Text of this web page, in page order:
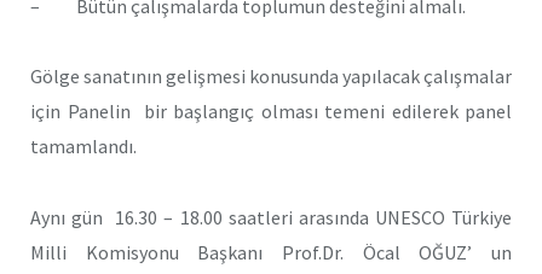
– Bütün çalışmalarda toplumun desteğini almalı.
Gölge sanatının gelişmesi konusunda yapılacak çalışmalar
için Panelin bir başlangıç olması temeni edilerek panel
tamamlandı.
Aynı gün 16.30 – 18.00 saatleri arasında UNESCO Türkiye
Milli Komisyonu Başkanı Prof.Dr. Öcal OĞUZ’ un